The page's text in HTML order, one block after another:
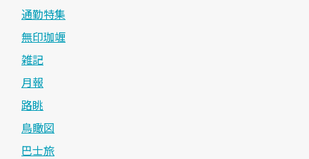
通勤特集
無印珈竰
雑記
月報
路眺
鳥瞰図
巴士旅